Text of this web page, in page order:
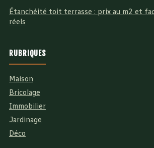
Étanchéité toit terrasse : prix au m2 et
réels
RUBRIQUES
Maison
Bricolage
Immobilier
Jardinage
Déco